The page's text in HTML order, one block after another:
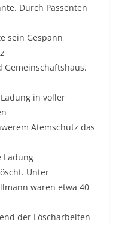
Durch Passenten
sein Gespann
Gemeinschaftshaus.
in voller
Atemschutz das
Ladung
Unter
waren etwa 40
der Löscharbeiten